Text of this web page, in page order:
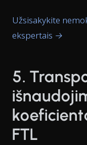
Užsisakykite
ekspertais →
5.
FTL